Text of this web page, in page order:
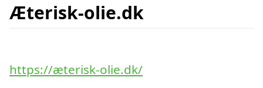
Æterisk-olie.dk
https://æterisk-olie.dk/